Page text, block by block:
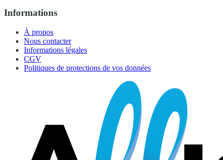
Informations
À propos
Nous contacter
Informations légales
CGV
Politiques de protections de vos données